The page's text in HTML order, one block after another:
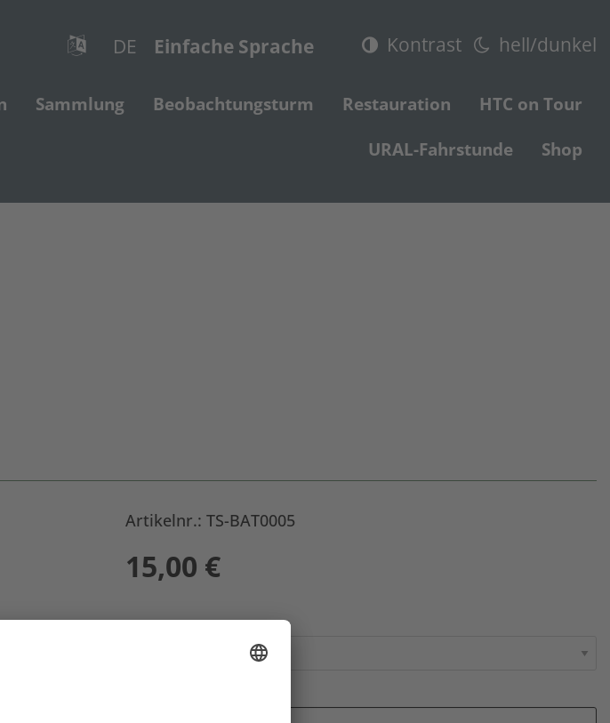
DE Einfache Sprache Kontrast hell/dunkel
Sammlung Beobachtungsturm Restauration
HTC on Tour
URAL-Fahrstunde
Shop
Artikelnr.: TS-BAT0005
15,00 €
Größe*